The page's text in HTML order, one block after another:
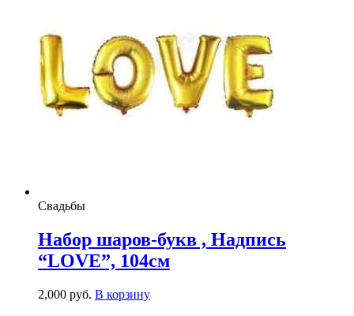
Свадьбы
Набор шаров-букв , Надпись
“LOVE”, 104см
2,000 руб. В корзину